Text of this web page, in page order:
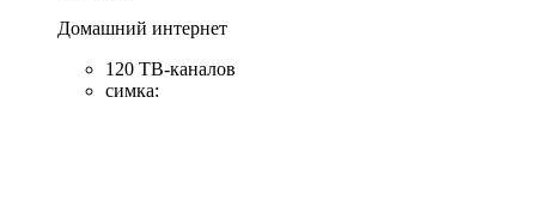
Домашний интернет
120 ТВ-каналов
симка: